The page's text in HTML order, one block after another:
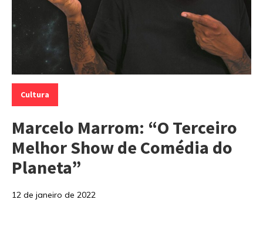
Categorias:
Cultura
Marcelo Marrom: “O Terceiro
Melhor Show de Comédia do
Planeta”
12 de janeiro de 2022